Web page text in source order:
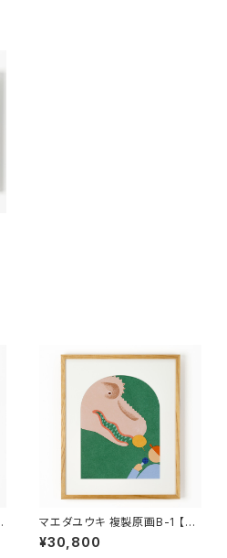
マエダユウキ 複製原画B-1 【Ba
ttle】額付き、直筆サイン入り
¥30,800